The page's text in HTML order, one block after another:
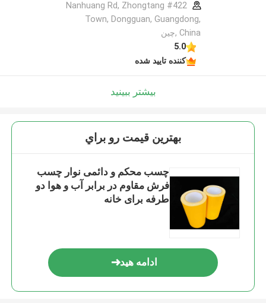
#422 Nanhuang Rd, Zhongtang
Town, Dongguan, Guangdong,
China ,چین
5.0
کننده تایید شده
بیشتر ببینید
بهترين قيمت رو براي
چسب محکم و دائمی نوار چسب
فرش مقاوم در برابر آب و هوا دو
طرفه برای خانه
ادامه هید